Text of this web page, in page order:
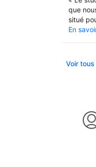
que
situé
En
Voir